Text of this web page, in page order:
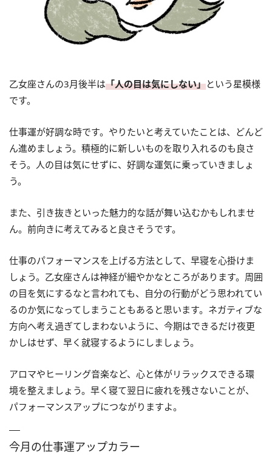
乙女座さんの3月後半は「人の目は気にしない」という星模様
です。
仕事運が好調な時です。やりたいと考えていたことは、どんど
ん進めましょう。積極的に新しいものを取り入れるのも良さ
そう。人の目は気にせずに、好調な運気に乗っていきましょ
う。
また、引き抜きといった魅力的な話が舞い込むかもしれませ
ん。前向きに考えてみると良さそうです。
仕事のパフォーマンスを上げる方法として、早寝を心掛けま
しょう。乙女座さんは神経が細やかなところがあります。周囲
の目を気にするなと言われても、自分の行動がどう思われてい
るのか気になってしまうこともあると思います。ネガティブな
方向へ考え過ぎてしまわないように、今期はできるだけ夜更
かしはせず、早く就寝するようにしましょう。
アロマやヒーリング音楽など、心と体がリラックスできる環
境を整えましょう。早く寝て翌日に疲れを残さないことが、
パフォーマンスアップにつながりますよ。
今月の仕事運アップカラー